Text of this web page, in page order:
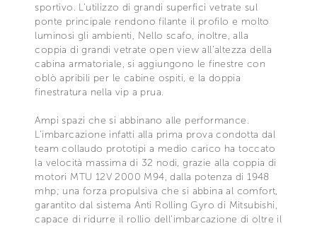
sportivo. L’utilizzo di grandi superfici vetrate sul
ponte principale rendono filante il profilo e molto
luminosi gli ambienti, Nello scafo, inoltre, alla
coppia di grandi vetrate open view all’altezza della
cabina armatoriale, si aggiungono le finestre con
oblò apribili per le cabine ospiti, e la doppia
finestratura nella vip a prua.
Ampi spazi che si abbinano alle performance.
L’imbarcazione infatti alla prima prova condotta dal
team collaudo prototipi a medio carico ha toccato
la velocità massima di 32 nodi, grazie alla coppia di
motori MTU 12V 2000 M94, dalla potenza di 1948
mhp; una forza propulsiva che si abbina al comfort,
garantito dal sistema Anti Rolling Gyro di Mitsubishi,
capace di ridurre il rollio dell’imbarcazione di oltre il